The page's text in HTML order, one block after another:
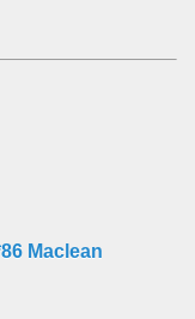
Maclean